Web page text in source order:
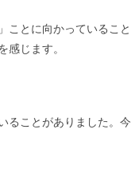
ことに向かっていること
じます。
ることがありました。今